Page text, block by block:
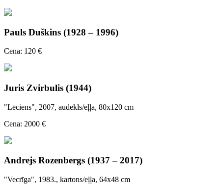
Pauls Duškins (1928 – 1996)
Cena: 120 €
Juris Zvirbulis (1944)
"Lēciens", 2007, audekls/eļļa, 80x120 cm
Cena: 2000 €
Andrejs Rozenbergs (1937 – 2017)
"Vecrīga", 1983., kartons/eļļa, 64x48 cm